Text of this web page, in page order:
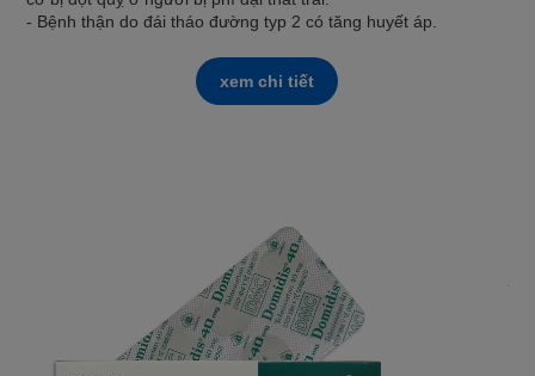
- Bệnh thận do đái tháo đường typ 2 có tăng huyết áp.
xem chi tiết
-